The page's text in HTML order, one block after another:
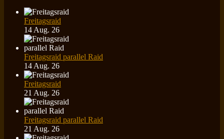
Freitagsraid
14 Aug. 26
Freitagsraid parallel Raid
14 Aug. 26
Freitagsraid
21 Aug. 26
Freitagsraid parallel Raid
21 Aug. 26